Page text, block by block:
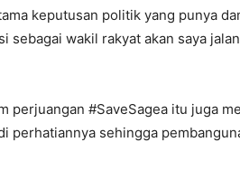
keputusan politik yang punya
sebagai wakil rakyat akan saya
perjuangan #SaveSagea itu juga
perhatiannya sehingga